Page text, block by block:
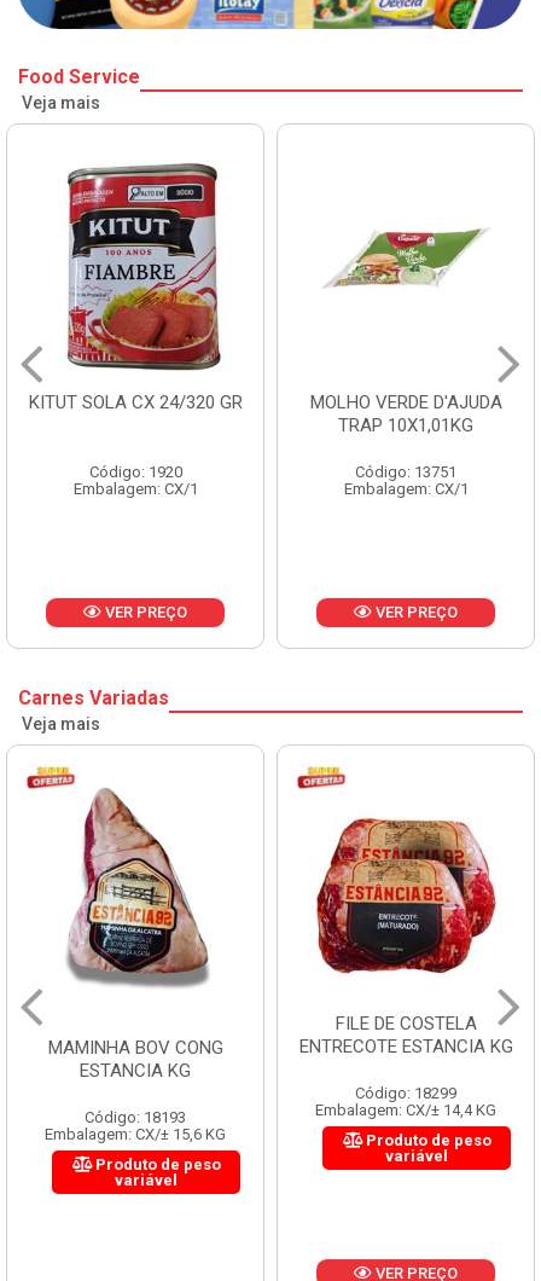
Food Service
Veja mais
KITUT SOLA CX 24/320 GR
Código: 1920
Embalagem: CX/1
VER PREÇO
MOLHO VERDE D'AJUDA
TRAP 10X1,01KG
Código: 13751
Embalagem: CX/1
VER PREÇO
Carnes Variadas
Veja mais
MAMINHA BOV CONG
ESTANCIA KG
Código: 18193
Embalagem: CX/± 15,6 KG
Produto de peso
variável
FILE DE COSTELA
ENTRECOTE ESTANCIA KG
Código: 18299
Embalagem: CX/± 14,4 KG
Produto de peso
variável
VER PREÇO